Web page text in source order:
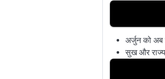
अर्जुन को अब
सुख और राज्य